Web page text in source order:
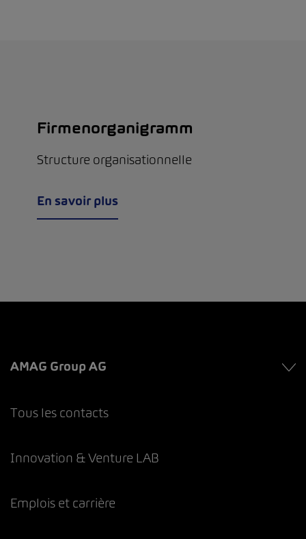
Firmenorganigramm
Structure organisationnelle
En savoir plus
AMAG Group AG
Tous les contacts
Innovation & Venture LAB
Emplois et carrière